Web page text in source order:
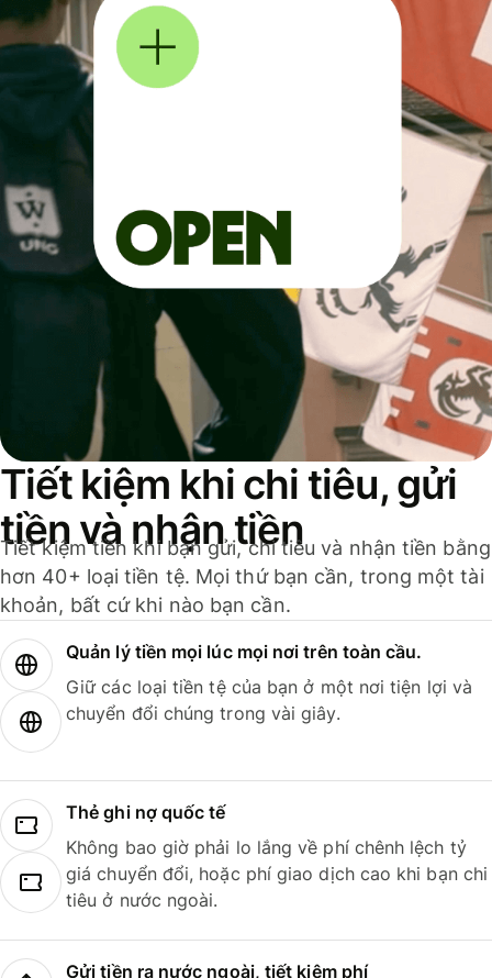
Tiết kiệm khi chi tiêu, gửi
tiền và nhận tiền
Tiết kiệm tiền khi bạn gửi, chi tiêu và nhận tiền bằng
hơn 40+ loại tiền tệ. Mọi thứ bạn cần, trong một tài
khoản, bất cứ khi nào bạn cần.
Quản lý tiền mọi lúc mọi nơi trên toàn cầu.
Giữ các loại tiền tệ của bạn ở một nơi tiện lợi và
chuyển đổi chúng trong vài giây.
Thẻ ghi nợ quốc tế
Không bao giờ phải lo lắng về phí chênh lệch tỷ
giá chuyển đổi, hoặc phí giao dịch cao khi bạn chi
tiêu ở nước ngoài.
Gửi tiền ra nước ngoài, tiết kiệm phí